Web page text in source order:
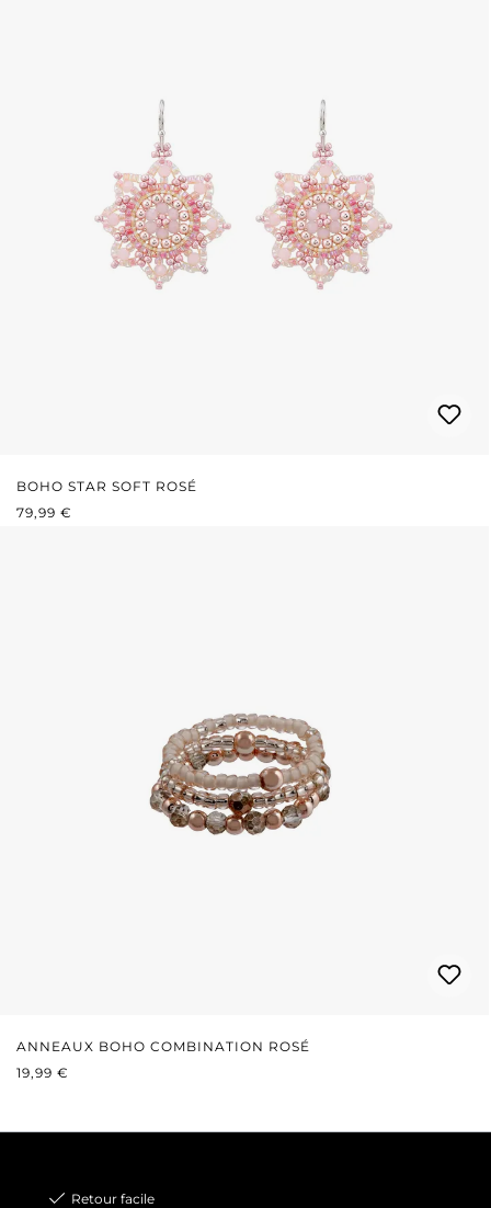
BOHO STAR SOFT ROSÉ
PRIX RÉGULIER :
79,99 €
ANNEAUX BOHO COMBINATION ROSÉ
PRIX RÉGULIER :
19,99 €
Retour facile